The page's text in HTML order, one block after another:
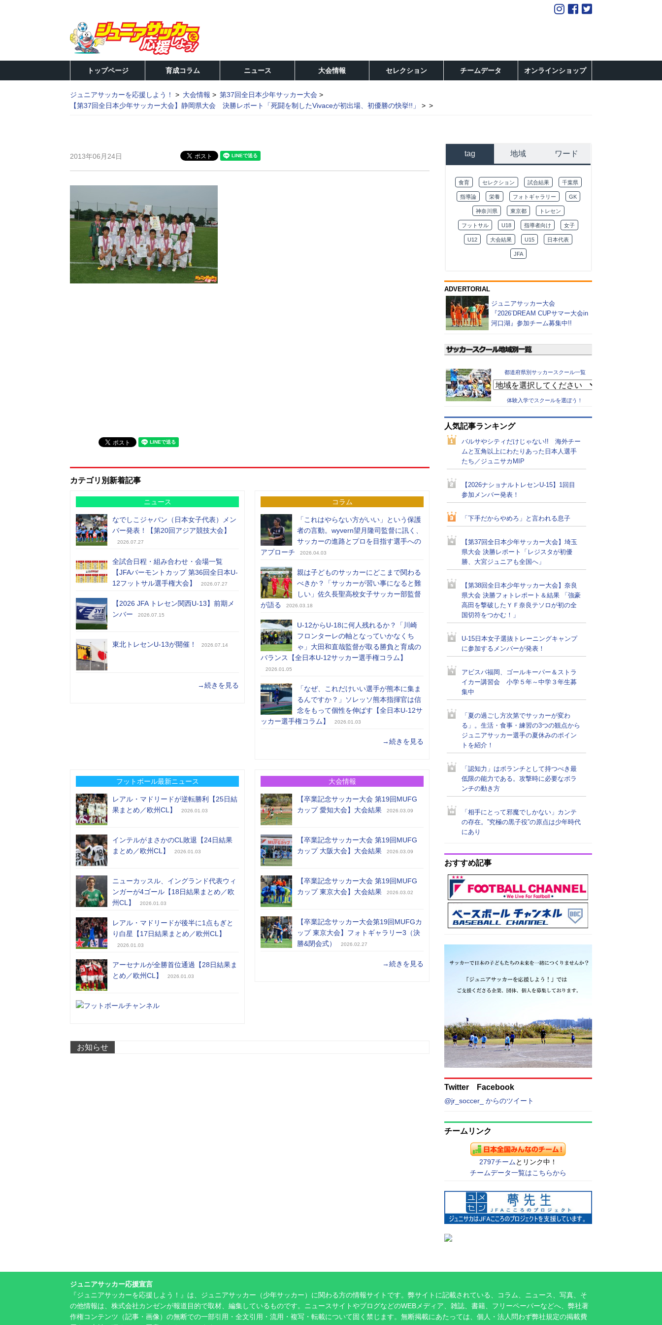
トップページ 育成コラム ニュース 大会情報 セレクション チームデータ オンラインショップ
ジュニアサッカーを応援しよう！ 大会情報
第37回全日本少年サッカー大会
【第37回全日本少年サッカー大会】静岡県大会 決勝レポート「死闘を制したVivaceが初出場、初優勝の快挙!!」
2013年06月24日
カテゴリ別新着記事
ニュース
なでしこジャパン（日本女子代表）メン
バー発表！【第20回アジア競技大会】
2026.07.27
全試合日程・組み合わせ・会場一覧
【JFAバーモントカップ 第36回全日本U-
12フットサル選手権大会】
2026.07.27
【2026 JFA トレセン関西U-13】前期メ
ンバー
2026.07.15
東北トレセンU-13が開催！ 2026.07.14
→続きを見る
コラム
「これはやらない方がいい」という保護
者の言動。wyvern望月隆司監督に訊く、
サッカーの進路とプロを目指す選手への
アプローチ
2026.04.03
親は子どものサッカーにどこまで関わる
べきか？「サッカーが習い事になると難
しい」佐久長聖高校女子サッカー部監督
が語る
2026.03.18
U-12からU-18に何人残れるか？「川崎
フロンターレの軸となっていかなくち
ゃ」大田和直哉監督が取る勝負と育成の
バランス【全日本U-12サッカー選手権コラム】
2026.01.05
「なぜ、これだけいい選手が熊本に集ま
るんですか？」ソレッソ熊本指揮官は信
念をもって個性を伸ばす【全日本U-12サ
ッカー選手権コラム】
2026.01.03
→続きを見る
フットボール最新ニュース
レアル・マドリードが逆転勝利【25日結
果まとめ／欧州CL】
2026.01.03
インテルがまさかのCL敗退【24日結果
まとめ／欧州CL】
2026.01.03
ニューカッスル、イングランド代表ウィ
ンガーが4ゴール【18日結果まとめ／欧
州CL】
2026.01.03
レアル・マドリードが後半に1点もぎと
り白星【17日結果まとめ／欧州CL】
2026.01.03
アーセナルが全勝首位通過【28日結果ま
とめ／欧州CL】
2026.01.03
大会情報
【卒業記念サッカー大会 第19回MUFG
カップ 愛知大会】大会結果
2026.03.09
【卒業記念サッカー大会 第19回MUFG
カップ 大阪大会】大会結果
2026.03.09
【卒業記念サッカー大会 第19回MUFG
カップ 東京大会】大会結果
2026.03.02
【卒業記念サッカー大会第19回MUFGカ
ップ 東京大会】フォトギャラリー3（決
勝&閉会式）
2026.02.27
→続きを見る
お知らせ
tag 地域 ワード
食育 セレクション 試合結果 千葉県
指導論 栄養 フォトギャラリー GK
神奈川県 東京都 トレセン
フットサル U18 指導者向け 女子
U12 大会結果 U15 日本代表
JFA
ADVERTORIAL
ジュニアサッカー大会
『2026’DREAM CUPサマー大会in
河口湖』参加チーム募集中!!
都道府県別サッカースクール一覧
体験入学でスクールを選ぼう！
人気記事ランキング
バルサやシティだけじゃない!! 海外チー
ムと互角以上にわたりあった日本人選手
たち／ジュニサカMIP
【2026ナショナルトレセンU-15】1回目
参加メンバー発表！
「下手だからやめろ」と言われる息子
【第37回全日本少年サッカー大会】埼玉
県大会 決勝レポート「レジスタが初優
勝、大宮ジュニアも全国へ」
【第38回全日本少年サッカー大会】奈良
県大会 決勝フォトレポート＆結果 「強豪
高田を撃破したＹＦ奈良テソロが初の全
国切符をつかむ！」
U-15日本女子選抜トレーニングキャンプ
に参加するメンバーが発表！
アビスパ福岡、ゴールキーパー＆ストラ
イカー講習会 小学５年～中学３年生募
集中
「夏の過ごし方次第でサッカーが変わ
る」。生活・食事・練習の3つの観点から
ジュニアサッカー選手の夏休みのポイン
トを紹介！
「認知力」はボランチとして持つべき最
低限の能力である。攻撃時に必要なボラ
ンチの動き方
「相手にとって邪魔でしかない」カンテ
の存在。”究極の黒子役”の原点は少年時代
にあり
おすすめ記事
Twitter Facebook
@jr_soccer_ からのツイート
チームリンク
2797チーム とリンク中！
チームデータ一覧はこちらから
ジュニアサッカー応援宣言
『ジュニアサッカーを応援しよう！』は、ジュニアサッカー（少年サッカー）に関わる方の情報サイトです。弊サイトに記載されている、コラム、ニュース、写真、そ
の他情報は、株式会社カンゼンが報道目的で取材、編集しているものです。ニュースサイトやブログなどのWEBメディア、雑誌、書籍、フリーペーパーなどへ、弊社著
作権コンテンツ（記事・画像）の無断での一部引用・全文引用・流用・複写・転載について固く禁じます。無断掲載にあたっては、個人・法人問わず弊社規定の掲載費